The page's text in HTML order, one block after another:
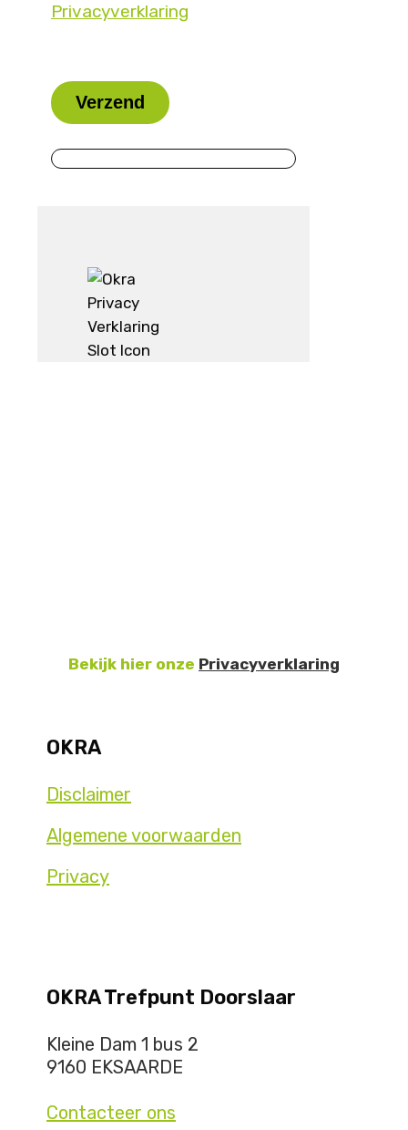
Privacyverklaring
Laat
dit
veld
leeg.
Bekijk hier onze Privacyverklaring
OKRA
Disclaimer
Algemene voorwaarden
Privacy
OKRA Trefpunt Doorslaar
Kleine Dam 1 bus 2
9160 EKSAARDE
Contacteer ons